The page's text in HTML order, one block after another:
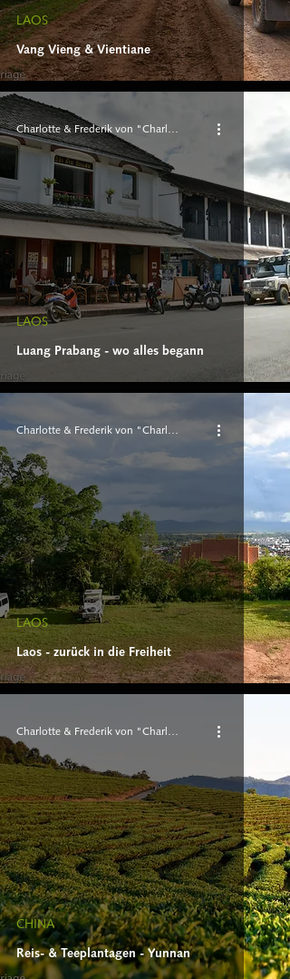
Vang Vieng & Vientiane
LAOS
Luang Prabang - wo alles begann
LAOS
Charlotte & Frederik von "Charlie 'n Rik"
Laos - zurück in die Freiheit
LAOS
Charlotte & Frederik von "Charlie 'n Rik"
Reis- & Teeplantagen - Yunnan
CHINA
Charlotte & Frederik von "Charlie 'n Rik"